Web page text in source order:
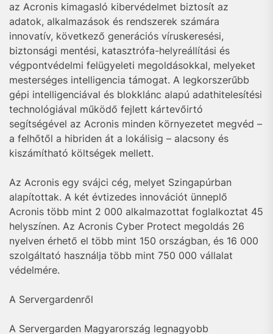
az Acronis kimagasló kibervédelmet biztosít az
adatok, alkalmazások és rendszerek számára
innovatív, következő generációs víruskeresési,
biztonsági mentési, katasztrófa-helyreállítási és
végpontvédelmi felügyeleti megoldásokkal, melyeket
mesterséges intelligencia támogat. A legkorszerűbb
gépi intelligenciával és blokklánc alapú adathitelesítési
technológiával működő fejlett kártevőirtó
segítségével az Acronis minden környezetet megvéd –
a felhőtől a hibriden át a lokálisig – alacsony és
kiszámítható költségek mellett.
Az Acronis egy svájci cég, melyet Szingapúrban
alapítottak. A két évtizedes innovációt ünneplő
Acronis több mint 2 000 alkalmazottat foglalkoztat 45
helyszínen. Az Acronis Cyber Protect megoldás 26
nyelven érhető el több mint 150 országban, és 16 000
szolgáltató használja több mint 750 000 vállalat
védelmére.
A Servergardenről
A Servergarden Magyarország legnagyobb